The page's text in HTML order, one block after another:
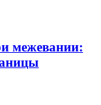
межевании: